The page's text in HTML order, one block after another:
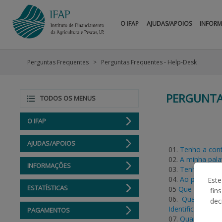
O IFAP AJUDAS/APOIOS
TODOS OS MENUS
O IFAP
AJUDAS/APOIOS
INFORMAÇÕES
ESTATÍSTICAS
PAGAMENTOS
Perguntas Frequentes Perguntas Frequentes - Help-Desk
01. Tenho a
02. A minha
03. Tenho
04. Ao procurar
05 Que tipo de
06. Quando
Identificação de
07. Quando